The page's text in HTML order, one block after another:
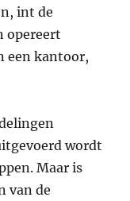
int de
opereert
een kantoor,
wordt
Maar is
van de